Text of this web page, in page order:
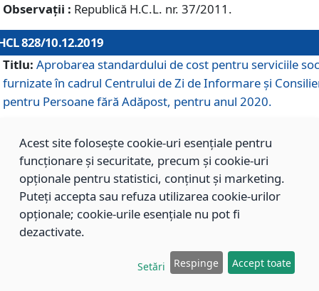
Observații : Republică H.C.L. nr. 37/2011.
828/10.12.2019
Titlu: Aprobarea standardului de cost pentru serviciile
furnizate în cadrul Centrului de Zi de Informare și
pentru Persoane fără Adăpost, pentru anul 2020.
827/10.12.2019
Aprobarea standardului de cost pentru serviciile
furnizate în cadrul Centrului Rezidențial pentru Persoane
Adăpost, pentru anul 2020.
Aprobarea standardului de cost pentru serviciile
Acest site folosește cookie-uri esențiale pentru
funcționare și securitate, precum și cookie-uri
opționale pentru statistici, conținut și marketing.
Puteți accepta sau refuza utilizarea cookie-urilor
opționale; cookie-urile esențiale nu pot fi
dezactivate.
Setări Respinge Accept toate